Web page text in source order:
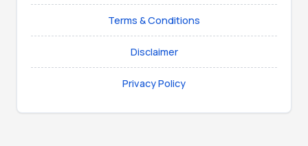
Terms & Conditions
Disclaimer
Privacy Policy